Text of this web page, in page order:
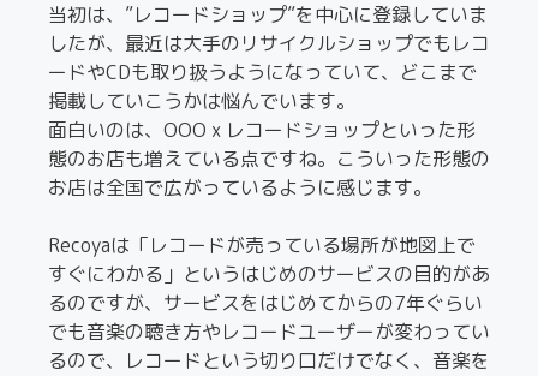
当初は、”レコードショップ”を中心に登録していま
したが、最近は大手のリサイクルショップでもレコ
ードやCDも取り扱うようになっていて、どこまで
掲載していこうかは悩んでいます。
面白いのは、OOO x レコードショップといった形
態のお店も増えている点ですね。こういった形態の
お店は全国で広がっているように感じます。
Recoyaは「レコードが売っている場所が地図上で
すぐにわかる」というはじめのサービスの目的があ
るのですが、サービスをはじめてからの7年ぐらい
でも音楽の聴き方やレコードユーザーが変わってい
るので、レコードという切り口だけでなく、音楽を